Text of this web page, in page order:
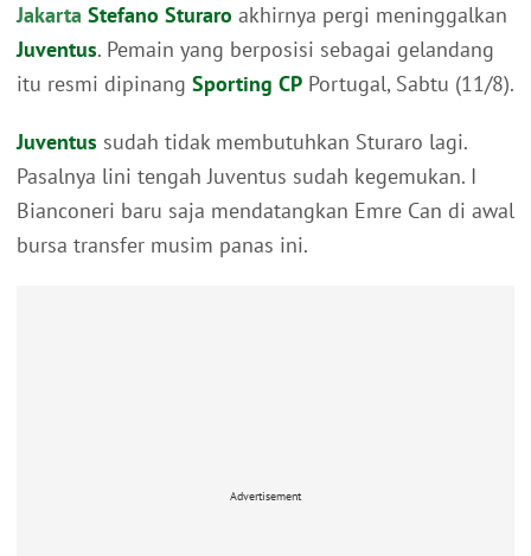
Jakarta Stefano Sturaro akhirnya pergi meninggalkan
Juventus. Pemain yang berposisi sebagai gelandang
itu resmi dipinang Sporting CP Portugal, Sabtu (11/8).
Juventus sudah tidak membutuhkan Sturaro lagi.
Pasalnya lini tengah Juventus sudah kegemukan. I
Bianconeri baru saja mendatangkan Emre Can di awal
bursa transfer musim panas ini.
Advertisement